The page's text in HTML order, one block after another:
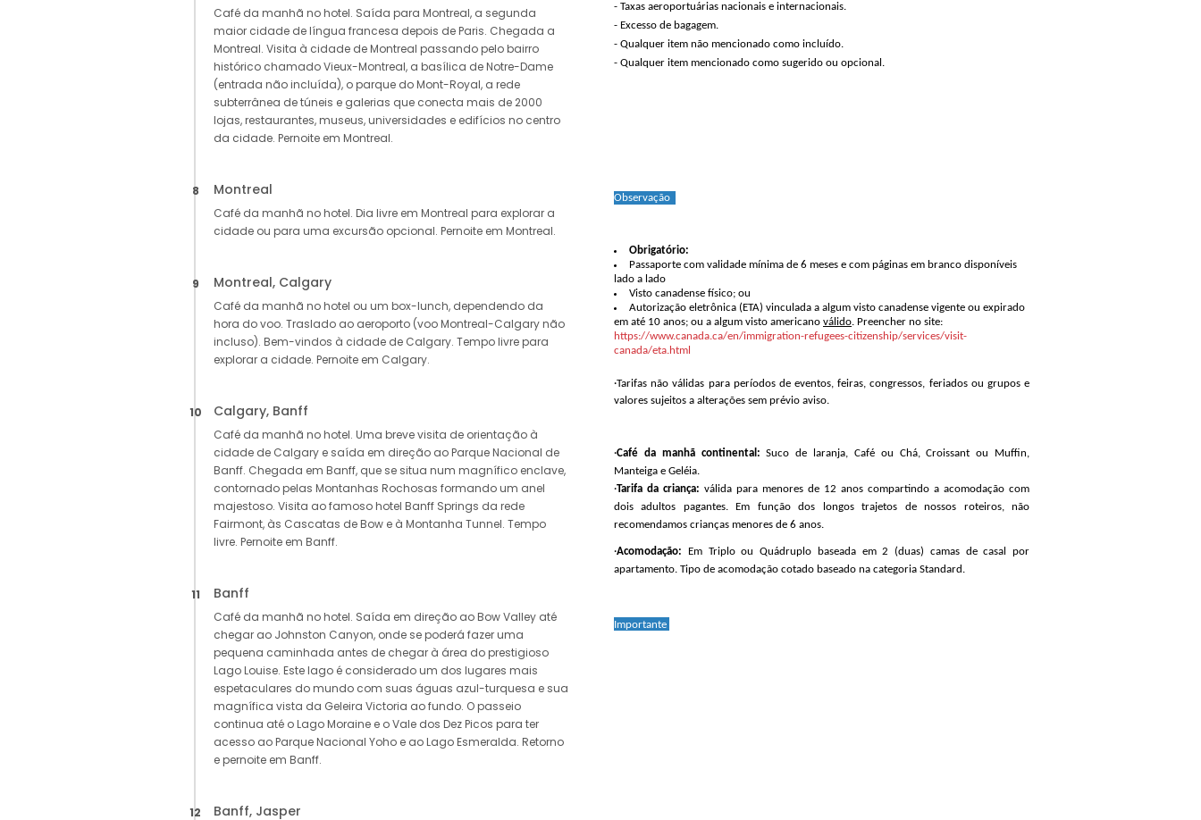
Café da manhã no hotel. Saída para Montreal, a segunda
maior cidade de língua francesa depois de Paris. Chegada a
Montreal. Visita à cidade de Montreal passando pelo bairro
histórico chamado Vieux-Montreal, a basílica de Notre-Dame
(entrada não incluída), o parque do Mont-Royal, a rede
subterrânea de túneis e galerias que conecta mais de 2000
lojas, restaurantes, museus, universidades e edifícios no centro
da cidade. Pernoite em Montreal.
8 Montreal
Café da manhã no hotel. Dia livre em Montreal para explorar a
cidade ou para uma excursão opcional. Pernoite em Montreal.
9 Montreal, Calgary
Café da manhã no hotel ou um box-lunch, dependendo da
hora do voo. Traslado ao aeroporto (voo Montreal-Calgary não
incluso). Bem-vindos à cidade de Calgary. Tempo livre para
explorar a cidade. Pernoite em Calgary.
10 Calgary, Banff
Café da manhã no hotel. Uma breve visita de orientação à
cidade de Calgary e saída em direção ao Parque Nacional de
Banff. Chegada em Banff, que se situa num magnífico enclave,
contornado pelas Montanhas Rochosas formando um anel
majestoso. Visita ao famoso hotel Banff Springs da rede
Fairmont, às Cascatas de Bow e à Montanha Tunnel. Tempo
livre. Pernoite em Banff.
11 Banff
Café da manhã no hotel. Saída em direção ao Bow Valley até
chegar ao Johnston Canyon, onde se poderá fazer uma
pequena caminhada antes de chegar à área do prestigioso
Lago Louise. Este lago é considerado um dos lugares mais
espetaculares do mundo com suas águas azul-turquesa e sua
magnífica vista da Geleira Victoria ao fundo. O passeio
continua até o Lago Moraine e o Vale dos Dez Picos para ter
acesso ao Parque Nacional Yoho e ao Lago Esmeralda. Retorno
e pernoite em Banff.
12 Banff, Jasper
- Taxas aeroportuárias nacionais e internacionais.
- Excesso de bagagem.
- Qualquer item não mencionado como incluído.
- Qualquer item mencionado como sugerido ou opcional.
Observação
Obrigatório:
Passaporte com validade mínima de 6 meses e com páginas em branco disponíveis
lado a lado
Visto canadense físico; ou
Autorização eletrônica (ETA) vinculada a algum visto canadense vigente ou expirado
em até 10 anos; ou a algum visto americano válido. Preencher no site:
https://www.canada.ca/en/immigration-refugees-citizenship/services/visit-
canada/eta.html
·Tarifas não válidas para períodos de eventos, feiras, congressos, feriados ou grupos e
valores sujeitos a alterações sem prévio aviso.
·Café da manhã continental:Suco de laranja, Café ou Chá, Croissant ou Muffin,
Manteiga e Geléia.
·Tarifa da criança: válida para menores de 12 anos compartindo a acomodação com
dois adultos pagantes. Em função dos longos trajetos de nossos roteiros, não
recomendamos crianças menores de 6 anos.
·Acomodação: Em Triplo ou Quádruplo baseada em 2 (duas) camas de casal por
apartamento. Tipo de acomodação cotado baseado na categoria Standard.
Importante